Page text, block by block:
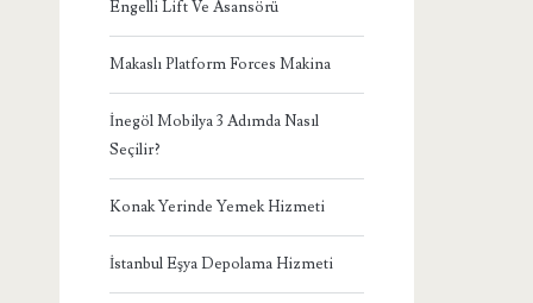
Engelli Lift Ve Asansörü
Makaslı Platform Forces Makina
İnegöl Mobilya 3 Adımda Nasıl
Seçilir?
Konak Yerinde Yemek Hizmeti
İstanbul Eşya Depolama Hizmeti